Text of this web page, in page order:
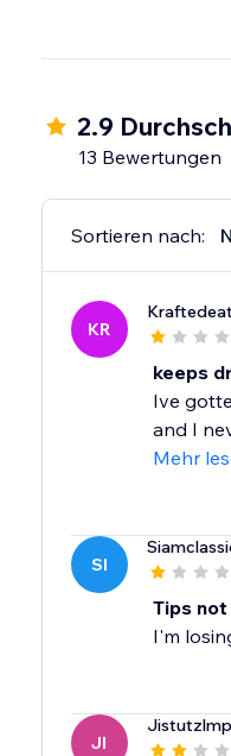
2.9
13 Bewertungen
Sortieren nach:
KR
keeps
Ive
and I
Mehr
SI
Tips
I'm
JI
Jistutzlmp